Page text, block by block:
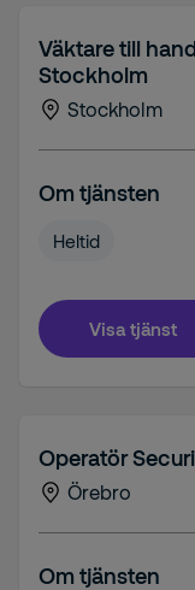
Väktare till
Stockholm
Stockholm
Om tjänsten
Heltid
Visa tjänst
Operatör
Örebro
Om tjänsten